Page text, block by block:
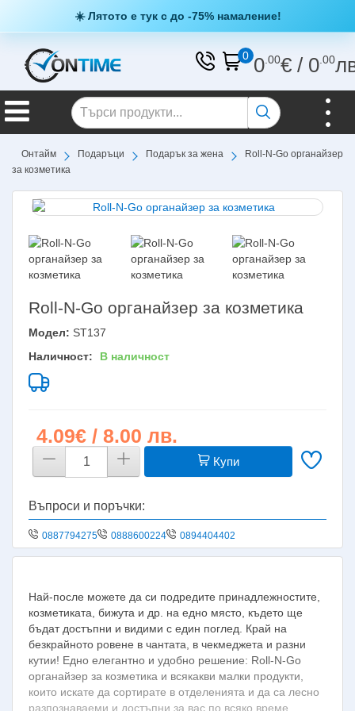
☀️ Лятото е тук с до -75% намаление!
0 0.00€/ 0.00
Онтайм Подаръци Подарък за жена
Roll-N-Go органайзер
за козметика
Roll-N-Go органайзер за козметика
Модел: ST137
Наличност:
В наличност
4.09€ / 8.00 лв.
Купи
Въпроси и поръчки:
0887794275 0888600224 0894404402
Най-после можете да си подредите принадлежностите,
козметиката, бижута и др. на едно място, където ще
бъдат достъпни и видими с един поглед. Край на
безкрайното ровене в чантата, в чекмеджета и разни
кутии! Едно елегантно и удобно решениe: Roll-N-Go
органайзер за козметика и всякакви малки продукти,
които искате да сортирате в отделенията и да са лесно
разпознаваеми и достъпни за вас по всяко време.